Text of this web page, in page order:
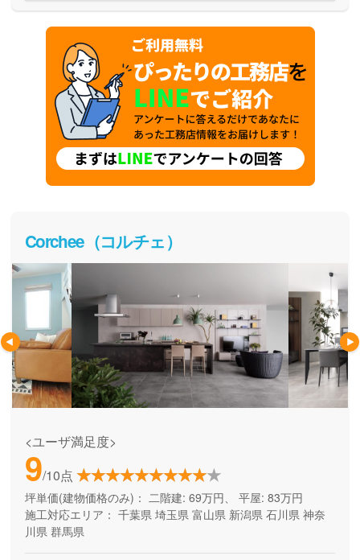
Corchee（コルチェ）
<ユーザ満足度>
9/10点
坪単価(建物価格のみ)： 二階建: 69万円、 平屋: 83万円
施工対応エリア： 千葉県 埼玉県 富山県 新潟県 石川県 神奈
川県 群馬県